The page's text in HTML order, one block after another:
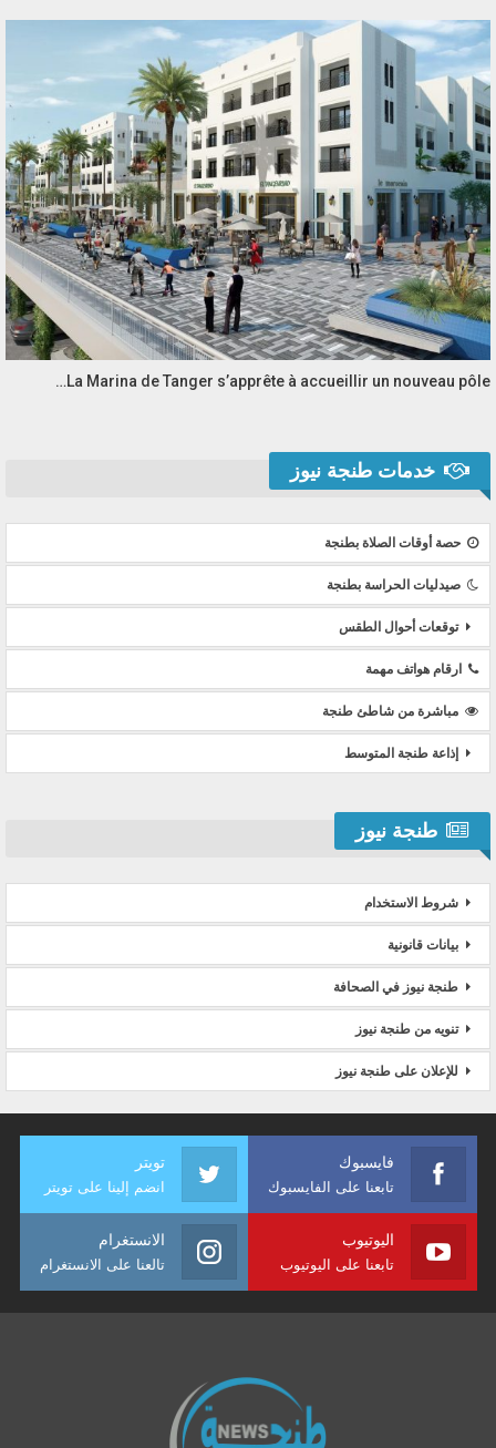
La Marina de Tanger s’apprête à accueillir un nouveau pôle…
خدمات طنجة نيوز
حصة أوقات الصلاة بطنجة
صيدليات الحراسة بطنجة
توقعات أحوال الطقس
ارقام هواتف مهمة
مباشرة من شاطئ طنجة
إذاعة طنجة المتوسط
طنجة نيوز
شروط الاستخدام
بيانات قانونية
طنجة نيوز في الصحافة
تنويه من طنجة نيوز
للإعلان على طنجة نيوز
فايسبوك
تابعنا على الفايسبوك
تويتر
انضم إلينا على تويتر
اليوتيوب
تابعنا على اليوتيوب
الانستغرام
تالعنا على الانستغرام